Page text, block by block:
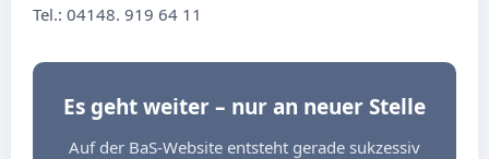
Tel.: 04148. 919 64 11
Es geht weiter – nur an neuer Stelle
Auf der BaS-Website entsteht gerade sukzessiv